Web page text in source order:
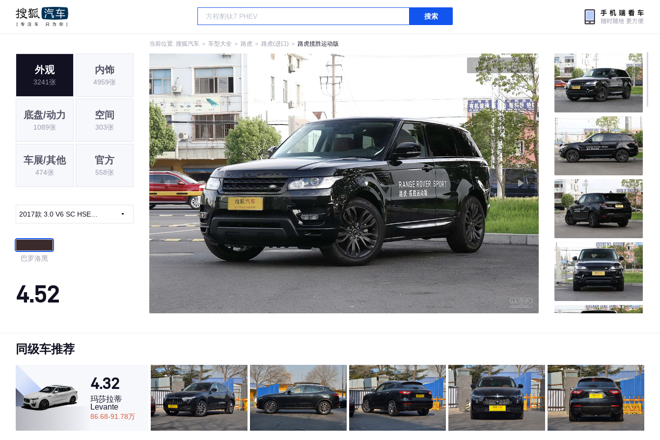
搜索
当前位置: 搜狐汽车 ＞ 车型大全 ＞ 路虎 ＞ 路虎(进口) ＞ 路虎揽胜运动版
外观
3241张
内饰
4959张
底盘/动力
1089张
空间
303张
车展/其他
474张
官方
558张
2017款 3.0 V6 SC HSE
巴罗洛黑
4.52
·内饰表现较为优秀，优于70%同级车
·空间表现一般，低于89%同级车
全屏查看高清大图
同级车推荐
4.32
玛莎拉蒂
Levante
86.68-91.78万